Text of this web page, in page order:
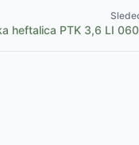
heftalica PTK 3,6 LI